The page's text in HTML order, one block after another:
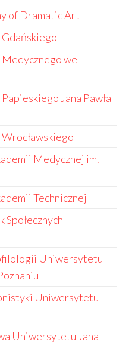
of Dramatic Art
we
Jana Pawła
Medycznej im.
Technicznej
Społecznych
Uniwersytetu
Uniwersytetu
Uniwersytetu Jana